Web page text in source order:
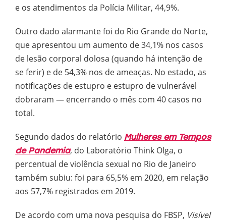
e os atendimentos da Polícia Militar, 44,9%.
Outro dado alarmante foi do Rio Grande do Norte,
que apresentou um aumento de 34,1% nos casos
de lesão corporal dolosa (quando há intenção de
se ferir) e de 54,3% nos de ameaças. No estado, as
notificações de estupro e estupro de vulnerável
dobraram — encerrando o mês com 40 casos no
total.
Segundo dados do relatório Mulheres em Tempos
de Pandemia, do Laboratório Think Olga, o
percentual de violência sexual no Rio de Janeiro
também subiu: foi para 65,5% em 2020, em relação
aos 57,7% registrados em 2019.
De acordo com uma nova pesquisa do FBSP, Visível